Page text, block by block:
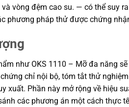
vòng đệm cao su. — có thể suy
phương pháp thử được chứng
như OKS 1110 – Mỡ đa năng
chỉ nội bộ, tóm tắt thử
xuất. Phần này mở rộng về hiệu
các phương án một cách thực